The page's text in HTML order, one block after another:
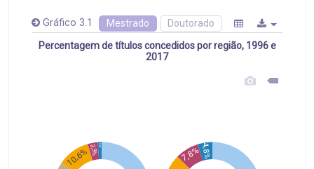
Gráfico 3.1 Mestrado Doutorado
Percentagem de títulos concedidos por região, 1996 e
2017
7,8%4,8%
10,6%3,3%1,3%